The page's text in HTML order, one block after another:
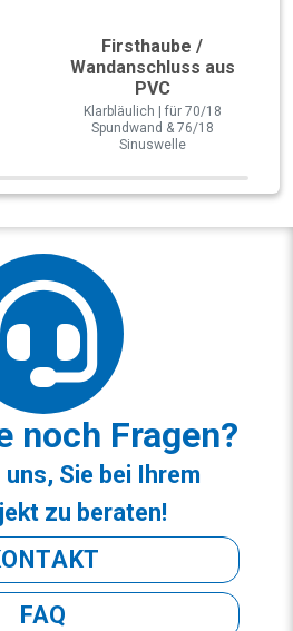
Firsthaube /
Wandanschluss aus
PVC
Klarbläulich | für 70/18
Spundwand & 76/18
Sinuswelle
noch Fragen?
Sie bei Ihrem
zu beraten!
FAQ